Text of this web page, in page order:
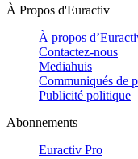
À Propos d'Euractiv
À propos
Contactez-nous
Mediahuis
Communiqués de
Publicité politique
Abonnements
Euractiv Pro